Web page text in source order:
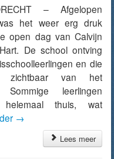
– Afgelopen
het weer erg druk
open dag van Calvijn
De school ontving
en die
zichtbaar van het
Sommige leerlingen
thuis, wat
→
Lees meer